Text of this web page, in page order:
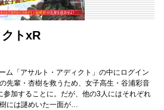
トxR
ム「アサルト・アディクト」の中にログイン
先輩・杏樹を救うため、女子高生・谷浦彩音
参加することに。だが、他の3人にはそれぞれ
には謎めいた一面が…